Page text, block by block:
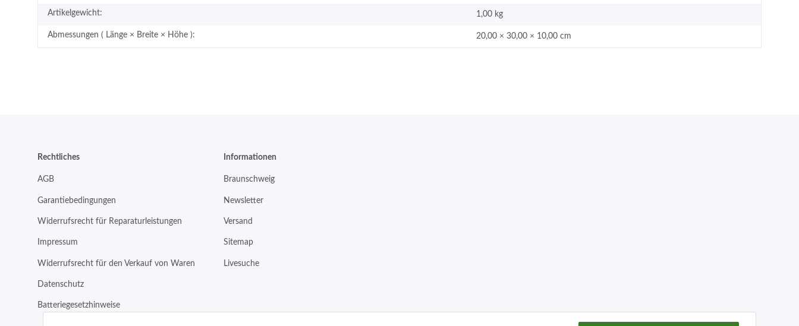
Artikelgewicht: 1,00 kg
Abmessungen ( Länge × Breite × Höhe ): 20,00 × 30,00 × 10,00 cm
Rechtliches
AGB
Garantiebedingungen
Widerrufsrecht für Reparaturleistungen
Impressum
Widerrufsrecht für den Verkauf von Waren
Datenschutz
Batteriegesetzhinweise
Informationen
Braunschweig
Newsletter
Versand
Sitemap
Livesuche